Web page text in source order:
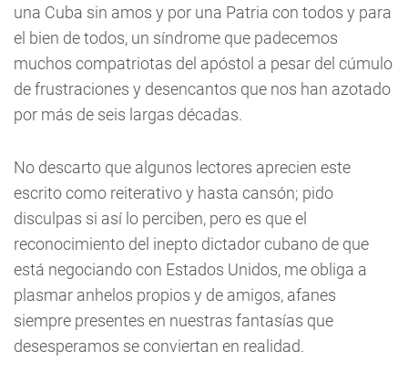
una Cuba sin amos y por una Patria con todos y para
el bien de todos, un síndrome que padecemos
muchos compatriotas del apóstol a pesar del cúmulo
de frustraciones y desencantos que nos han azotado
por más de seis largas décadas.
No descarto que algunos lectores aprecien este
escrito como reiterativo y hasta cansón; pido
disculpas si así lo perciben, pero es que el
reconocimiento del inepto dictador cubano de que
está negociando con Estados Unidos, me obliga a
plasmar anhelos propios y de amigos, afanes
siempre presentes en nuestras fantasías que
desesperamos se conviertan en realidad.